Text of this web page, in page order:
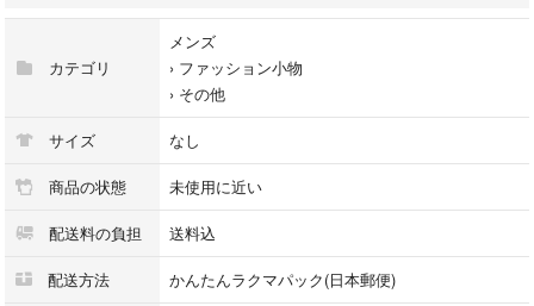
カテゴリ
メンズ
› ファッション小物
› その他
サイズ なし
商品の状態 未使用に近い
配送料の負担 送料込
配送方法 かんたんラクマパック(日本郵便)